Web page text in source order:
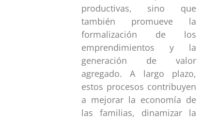
productivas, sino que
también promueve la
formalización de los
emprendimientos y la
generación de valor
agregado. A largo plazo,
estos procesos contribuyen
a mejorar la economía de
las familias, dinamizar la